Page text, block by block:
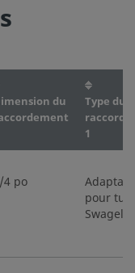
du
Type du
1
4 po
pour